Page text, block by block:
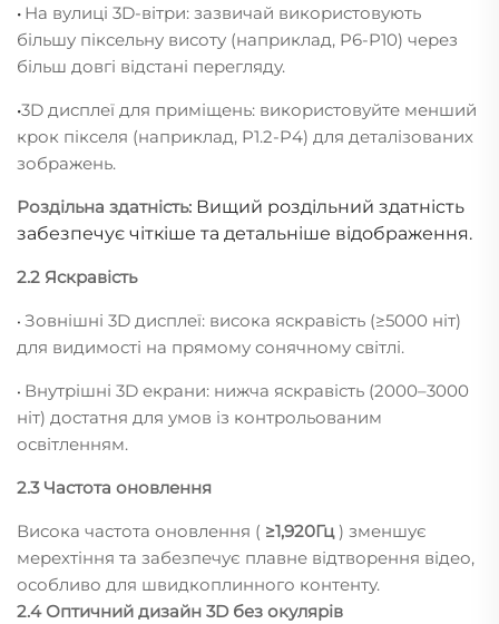
• На вулиці 3D-вітри: зазвичай використовують
більшу піксельну висоту (наприклад, P6-P10) через
більш довгі відстані перегляду.
•3D дисплеї для приміщень: використовуйте менший
крок пікселя (наприклад, P1.2-P4) для деталізованих
зображень.
Роздільна здатність: Вищий роздільний здатність
забезпечує чіткіше та детальніше відображення.
2.2 Яскравість
• Зовнішні 3D дисплеї: висока яскравість (≥5000 ніт)
для видимості на прямому сонячному світлі.
• Внутрішні 3D екрани: нижча яскравість (2000–3000
ніт) достатня для умов із контрольованим
освітленням.
2.3 Частота оновлення
Висока частота оновлення ( ≥1,920Гц ) зменшує
мерехтіння та забезпечує плавне відтворення відео,
особливо для швидкоплинного контенту.
2.4 Оптичний дизайн 3D без окулярів